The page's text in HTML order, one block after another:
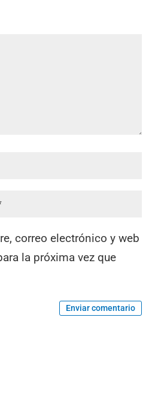
correo electrónico y web
la próxima vez que
Enviar comentario